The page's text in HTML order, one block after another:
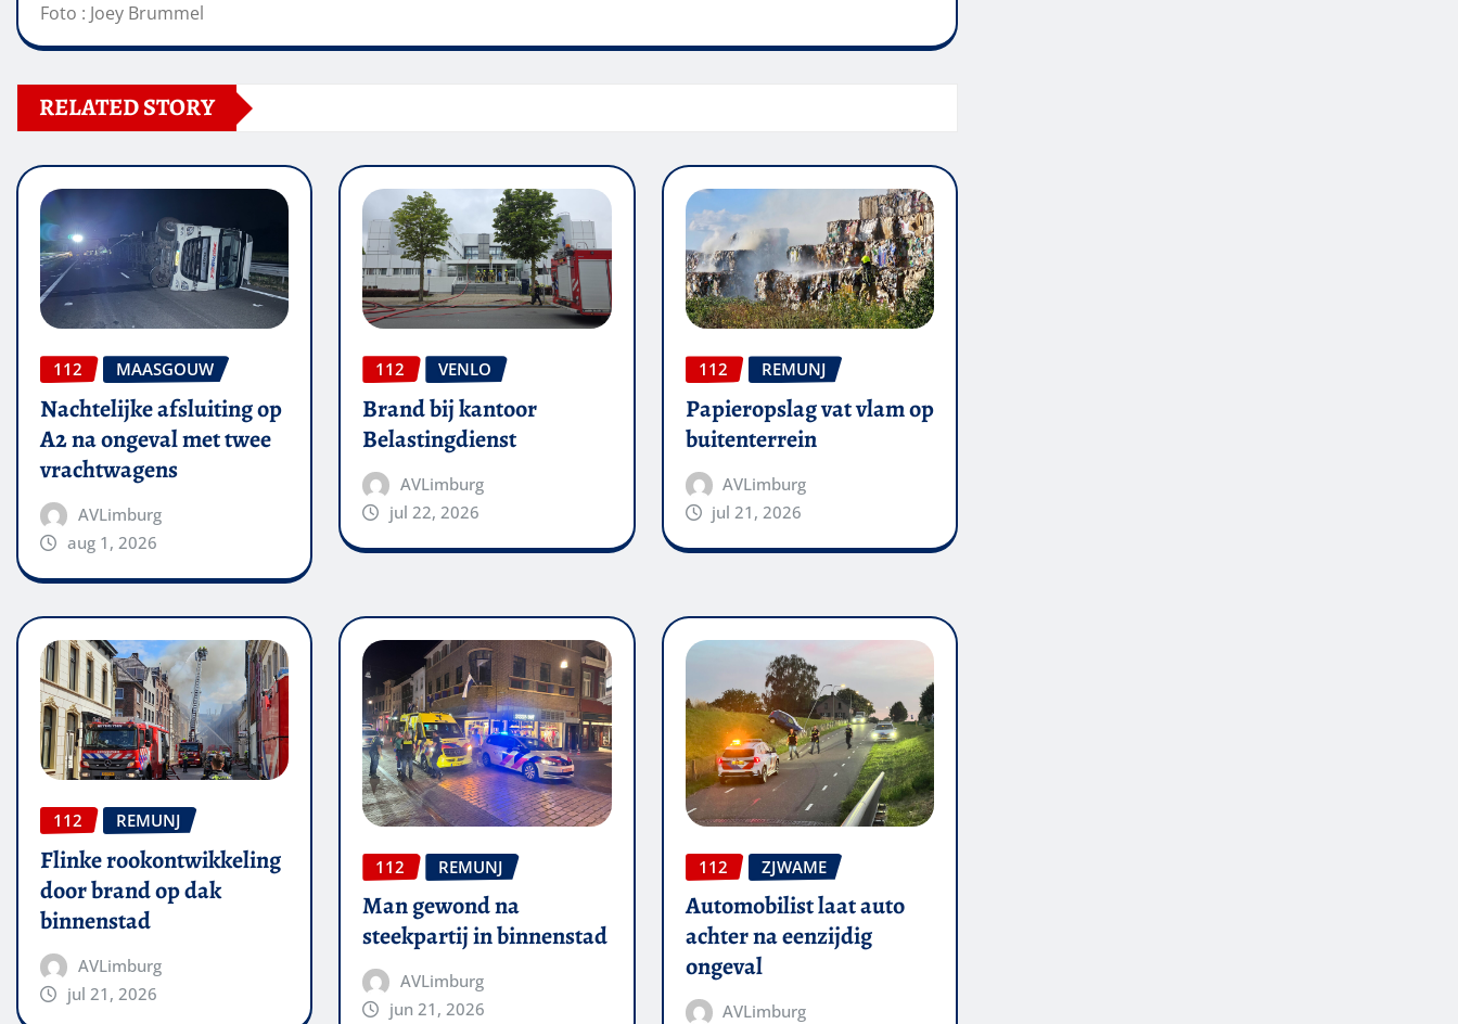
Foto : Joey Brummel
RELATED STORY
112 MAASGOUW
Nachtelijke afsluiting op
A2 na ongeval met twee
vrachtwagens
AVLimburg
aug 1, 2026
112 VENLO
Brand bij kantoor
Belastingdienst
AVLimburg
jul 22, 2026
112 REMUNJ
Papieropslag vat vlam op
buitenterrein
AVLimburg
jul 21, 2026
112 REMUNJ
Flinke rookontwikkeling
door brand op dak
binnenstad
AVLimburg
jul 21, 2026
112 REMUNJ
Man gewond na
steekpartij in binnenstad
AVLimburg
jun 21, 2026
112 ZJWAME
Automobilist laat auto
achter na eenzijdig
ongeval
AVLimburg